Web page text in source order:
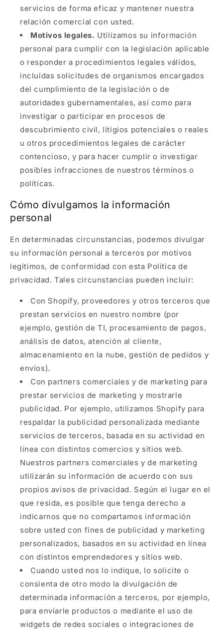
servicios de forma eficaz y mantener nuestra
relación comercial con usted.
Motivos legales. Utilizamos su información
personal para cumplir con la legislación aplicable
o responder a procedimientos legales válidos,
incluidas solicitudes de organismos encargados
del cumplimiento de la legislación o de
autoridades gubernamentales, así como para
investigar o participar en procesos de
descubrimiento civil, litigios potenciales o reales
u otros procedimientos legales de carácter
contencioso, y para hacer cumplir o investigar
posibles infracciones de nuestros términos o
políticas.
Cómo divulgamos la información
personal
En determinadas circunstancias, podemos divulgar
su información personal a terceros por motivos
legítimos, de conformidad con esta Política de
privacidad. Tales circunstancias pueden incluir:
Con Shopify, proveedores y otros terceros que
prestan servicios en nuestro nombre (por
ejemplo, gestión de TI, procesamiento de pagos,
análisis de datos, atención al cliente,
almacenamiento en la nube, gestión de pedidos y
envíos).
Con partners comerciales y de marketing para
prestar servicios de marketing y mostrarle
publicidad. Por ejemplo, utilizamos Shopify para
respaldar la publicidad personalizada mediante
servicios de terceros, basada en su actividad en
línea con distintos comercios y sitios web.
Nuestros partners comerciales y de marketing
utilizarán su información de acuerdo con sus
propios avisos de privacidad. Según el lugar en el
que resida, es posible que tenga derecho a
indicarnos que no compartamos información
sobre usted con fines de publicidad y marketing
personalizados, basados en su actividad en línea
con distintos emprendedores y sitios web.
Cuando usted nos lo indique, lo solicite o
consienta de otro modo la divulgación de
determinada información a terceros, por ejemplo,
para enviarle productos o mediante el uso de
widgets de redes sociales o integraciones de